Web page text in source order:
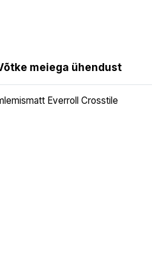
meiega ühendust
Everroll Crosstile